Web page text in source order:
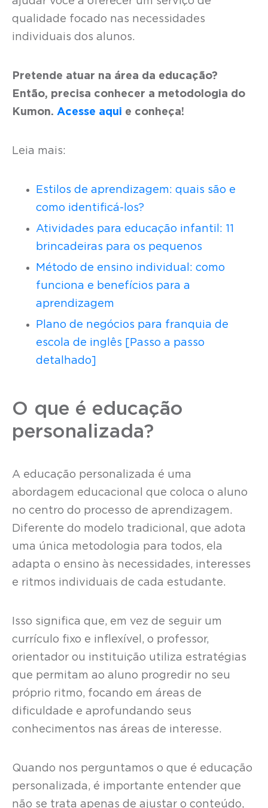
qualidade focado nas necessidades
individuais dos alunos.
Pretende atuar na área da educação?
Então, precisa conhecer a metodologia do
Kumon. Acesse aqui e conheça!
Leia mais:
Estilos de aprendizagem: quais são e
como identificá-los?
Atividades para educação infantil: 11
brincadeiras para os pequenos
Método de ensino individual: como
funciona e benefícios para a
aprendizagem
Plano de negócios para franquia de
escola de inglês [Passo a passo
detalhado]
O que é educação
personalizada?
A educação personalizada é uma
abordagem educacional que coloca o aluno
no centro do processo de aprendizagem.
Diferente do modelo tradicional, que adota
uma única metodologia para todos, ela
adapta o ensino às necessidades, interesses
e ritmos individuais de cada estudante.
Isso significa que, em vez de seguir um
currículo fixo e inflexível, o professor,
orientador ou instituição utiliza estratégias
que permitam ao aluno progredir no seu
próprio ritmo, focando em áreas de
dificuldade e aprofundando seus
conhecimentos nas áreas de interesse.
Quando nos perguntamos o que é educação
personalizada, é importante entender que
não se trata apenas de ajustar o conteúdo,